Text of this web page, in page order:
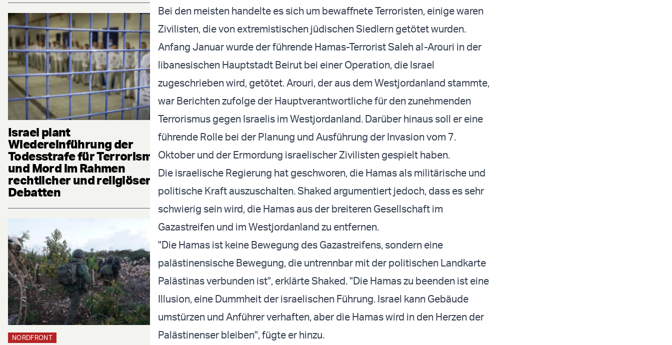
Israel plant
Wiedereinführung der
Todesstrafe für Terrorismus
und Mord im Rahmen
rechtlicher und religiöser
Debatten
NORDFRONT
Bei den meisten handelte es sich um bewaffnete Terroristen, einige waren
Zivilisten, die von extremistischen jüdischen Siedlern getötet wurden.
Anfang Januar wurde der führende Hamas-TerroristSaleh al-Arouri in der
libanesischen Hauptstadt Beirut bei einer Operation, die Israel
zugeschrieben wird, getötet. Arouri, der aus dem Westjordanland stammte,
war Berichten zufolge der Hauptverantwortliche für den zunehmenden
Terrorismus gegen Israelis im Westjordanland. Darüber hinaus soll er eine
führende Rolle bei der Planung und Ausführung der Invasion vom 7.
Oktober und der Ermordung israelischer Zivilisten gespielt haben.
Die israelische Regierung hat geschworen, die Hamas als militärische und
politische Kraft auszuschalten. Shaked argumentiert jedoch, dass es sehr
schwierig sein wird, die Hamas aus der breiteren Gesellschaft im
Gazastreifen und im Westjordanland zu entfernen.
"Die Hamas ist keine Bewegung des Gazastreifens, sondern eine
palästinensische Bewegung, die untrennbar mit der politischen Landkarte
Palästinas verbunden ist", erklärte Shaked. "Die Hamas zu beenden ist eine
Illusion, eine Dummheit der israelischen Führung. Israel kann Gebäude
umstürzen und Anführer verhaften, aber die Hamas wird in den Herzen der
Palästinenser bleiben", fügte er hinzu.